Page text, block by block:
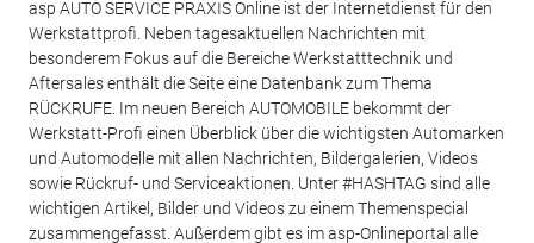
asp AUTO SERVICE PRAXIS Online ist der Internetdienst für den
Werkstattprofi. Neben tagesaktuellen Nachrichten mit
besonderem Fokus auf die Bereiche Werkstatttechnik und
Aftersales enthält die Seite eine Datenbank zum Thema
RÜCKRUFE. Im neuen Bereich AUTOMOBILE bekommt der
Werkstatt-Profi einen Überblick über die wichtigsten Automarken
und Automodelle mit allen Nachrichten, Bildergalerien, Videos
sowie Rückruf- und Serviceaktionen. Unter #HASHTAG sind alle
wichtigen Artikel, Bilder und Videos zu einem Themenspecial
zusammengefasst. Außerdem gibt es im asp-Onlineportal alle